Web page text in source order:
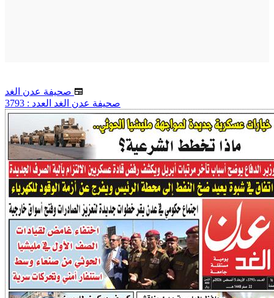
صحيفة عدن الغد العدد : 3793